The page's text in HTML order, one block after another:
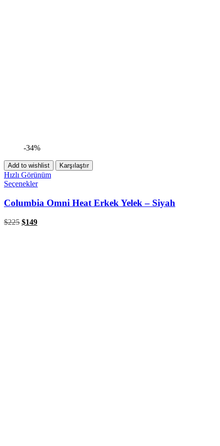
-34%
Add to wishlist Karşılaştır
Hızlı Görünüm
Seçenekler
Columbia Omni Heat Erkek Yelek – Siyah
$225 $149